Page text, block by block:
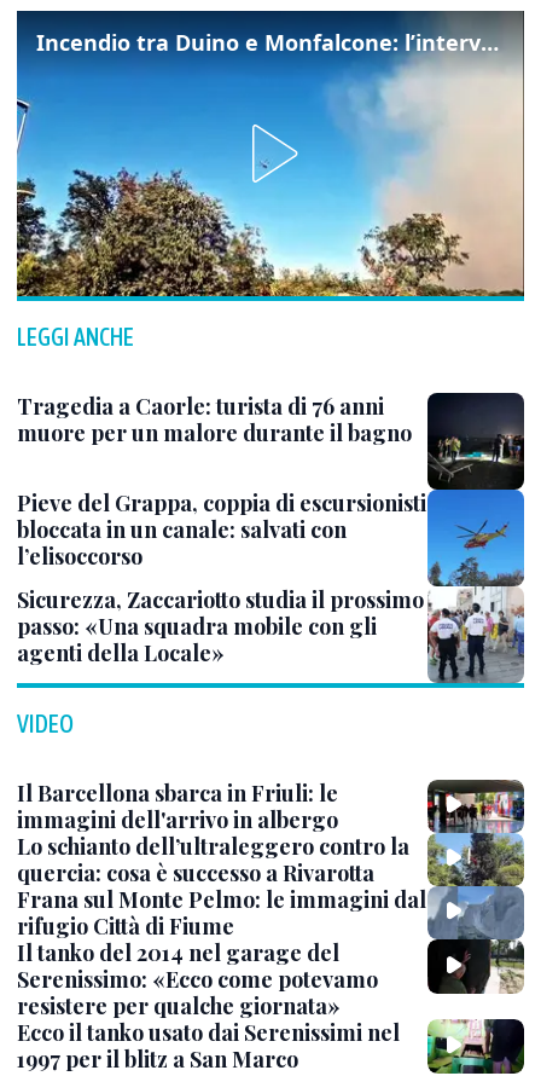
Incendio tra Duino e Monfalcone: l’intervento dei vigili del fuoco
LEGGI ANCHE
Tragedia a Caorle: turista di 76 anni
muore per un malore durante il bagno
Pieve del Grappa, coppia di escursionisti
bloccata in un canale: salvati con
l’elisoccorso
Sicurezza, Zaccariotto studia il prossimo
passo: «Una squadra mobile con gli
agenti della Locale»
VIDEO
Il Barcellona sbarca in Friuli: le
immagini dell'arrivo in albergo
Lo schianto dell’ultraleggero contro la
quercia: cosa è successo a Rivarotta
Frana sul Monte Pelmo: le immagini dal
rifugio Città di Fiume
Il tanko del 2014 nel garage del
Serenissimo: «Ecco come potevamo
resistere per qualche giornata»
Ecco il tanko usato dai Serenissimi nel
1997 per il blitz a San Marco